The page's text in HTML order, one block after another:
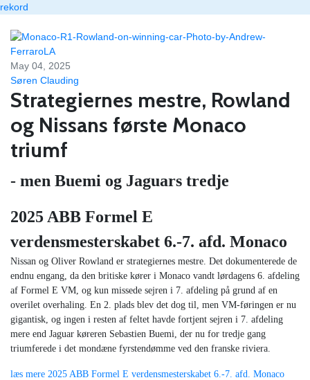
rekord
May 04, 2025
Søren Clauding
Strategiernes mestre, Rowland
og Nissans første Monaco
triumf
- men Buemi og Jaguars tredje
2025 ABB Formel E
verdensmesterskabet 6.-7. afd. Monaco
Nissan og Oliver Rowland er strategiernes mestre. Det dokumenterede de
endnu engang, da den britiske kører i Monaco vandt lørdagens 6. afdeling
af Formel E VM, og kun missede sejren i 7. afdeling på grund af en
overilet overhaling. En 2. plads blev det dog til, men VM-føringen er nu
gigantisk, og ingen i resten af feltet havde fortjent sejren i 7. afdeling
mere end Jaguar køreren Sebastien Buemi, der nu for tredje gang
triumferede i det mondæne fyrstendømme ved den franske riviera.
læs mere 2025 ABB Formel E verdensmesterskabet 6.-7. afd. Monaco